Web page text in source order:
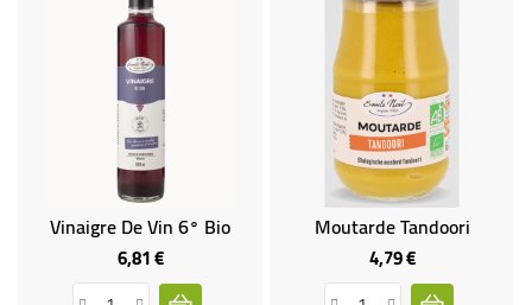
Vinaigre De Vin 6° Bio
6,81 €Prix
Moutarde Tandoori
4,79 €Prix